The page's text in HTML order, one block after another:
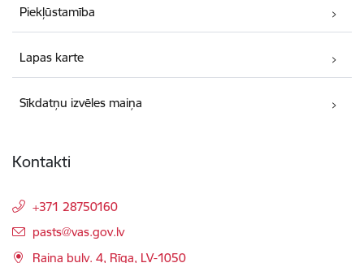
Piekļūstamība
Lapas karte
Sīkdatņu izvēles maiņa
Kontakti
+371 28750160
E-pasts:
pasts@vas.gov.lv
Raiņa bulv. 4, Rīga, LV-1050